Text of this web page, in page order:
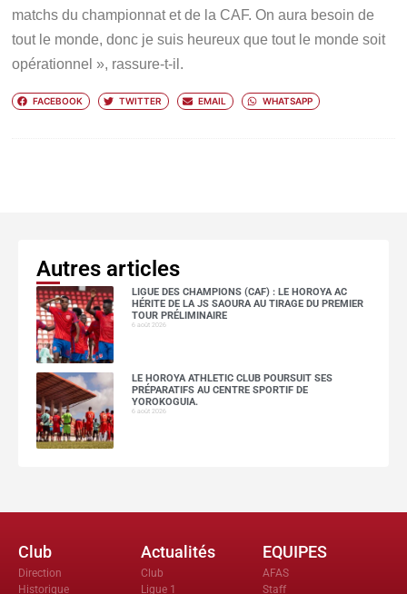
matchs du championnat et de la CAF. On aura besoin de
tout le monde, donc je suis heureux que tout le monde soit
opérationnel », rassure-t-il.
FACEBOOK TWITTER EMAIL WHATSAPP
Autres articles
LIGUE DES CHAMPIONS (CAF) : LE HOROYA AC
HÉRITE DE LA JS SAOURA AU TIRAGE DU PREMIER
TOUR PRÉLIMINAIRE
6 août 2026
LE HOROYA ATHLETIC CLUB POURSUIT SES
PRÉPARATIFS AU CENTRE SPORTIF DE
YOROKOGUIA.
6 août 2026
Club
Direction
Historique
Actualités
Club
Ligue 1
EQUIPES
AFAS
Staff